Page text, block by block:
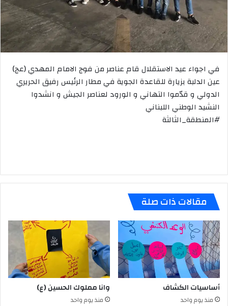
في اجواء عيد الاستقلال قام عناصر من فوج الامام المهدي (عج)
عين الدلبة بزيارة للقاعدة الجوية في مطار الرئيس رفيق الحريري
الدولي و قدّموا التهاني و الورود لعناصر الجيش و انشدوا
النشيد الوطني اللبناني
#المنطقة_الثالثة
مقالات ذات صلة
أساسيات الكشاف
منذ يوم واحد
وانا مملوك الحسين (ع)
منذ يوم واحد